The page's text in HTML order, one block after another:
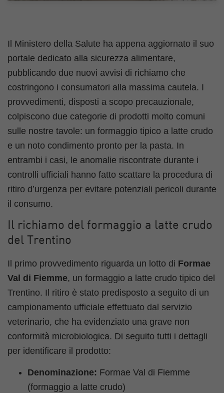
Il Ministero della Salute ha appena aggiornato il suo
portale dedicato alla sicurezza alimentare,
pubblicando due nuovi avvisi di richiamo che
costringono i consumatori alla massima cautela. I
provvedimenti, disposti a scopo precauzionale,
colpiscono due categorie di prodotti molto comuni
sulle nostre tavole: un formaggio tipico a latte crudo
e un noto condimento pronto per la pasta. In
entrambi i casi, le anomalie riscontrate durante i
controlli ufficiali hanno fatto scattare la procedura di
ritiro d’urgenza per evitare potenziali pericoli durante
il consumo.
Il richiamo del formaggio a latte crudo
del Trentino
Il primo provvedimento riguarda un lotto di Formae
Val di Fiemme, un formaggio a latte crudo tipico del
Trentino. Il ritiro è stato predisposto a seguito di un
campionamento ufficiale effettuato dal servizio
veterinario, che ha evidenziato una grave non
conformità microbiologica. Di seguito tutti i dettagli
per identificare il prodotto:
Denominazione: Formae Val di Fiemme
(formaggio a latte crudo)